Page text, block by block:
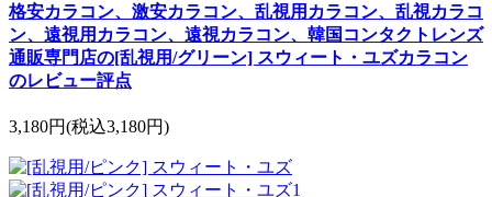
格安カラコン、激安カラコン、乱視用カラコン、乱視カラコ
ン、遠視用カラコン、遠視カラコン、韓国コンタクトレンズ
通販専門店の[乱視用/グリーン] スウィート・ユズカラコン
のレビュー評点
3,180円(税込3,180円)